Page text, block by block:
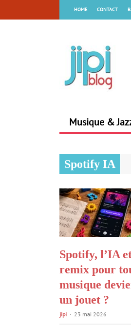
HOME CONTACT
Musique &
Spotify IA
Spotify, l’IA
remix pour
musique
un jouet ?
jipi 23 mai 2026